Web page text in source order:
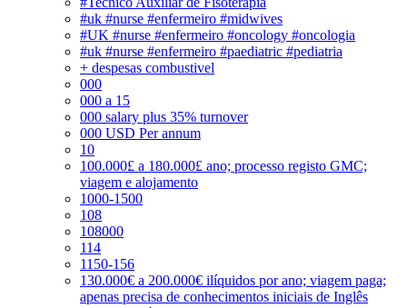
#uk #nurse #enfermeiro #midwives
#UK #nurse #enfermeiro #oncology #oncologia
#uk #nurse #enfermeiro #paediatric #pediatria
+ despesas combustivel
000
000 a 15
000 salary plus 35% turnover
000 USD Per annum
10
100.000£ a 180.000£ ano; processo registo GMC;
viagem e alojamento
1000-1500
108
108000
114
1150-156
130.000€ a 200.000€ ilíquidos por ano; viagem paga;
apenas precisa de conhecimentos iniciais de Inglês